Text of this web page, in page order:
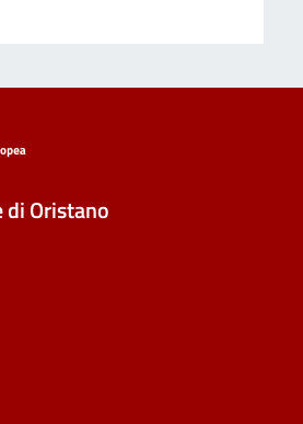
di Oristano